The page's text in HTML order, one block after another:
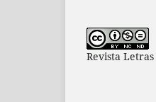
Revista Letras